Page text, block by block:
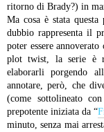
ritorno di Brady?) in
Ma cosa è stata
dubbio rappresenta il
poter essere
plot twist, la serie è
elaborarli porgendo
annotare, però, che
(come sottolineato
prepotente iniziata da “
minuto, senza mai